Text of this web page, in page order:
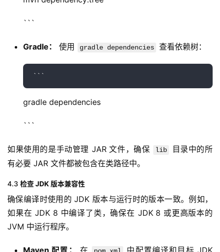
```
Gradle： 使用 gradle dependencies 查看依赖树：
gradle dependencies
```
如果使用的是手动管理 JAR 文件，确保 lib
目录中的所
有必要 JAR 文件都被包含在类路径中。
4.3 检查 JDK 版本兼容性
确保编译时使用的 JDK 版本与运行时的版本一致。例如，
如果在 JDK 8 中编译了类，确保在 JDK 8 或更高版本的
JVM 中运行程序。